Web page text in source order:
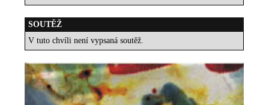
SOUTĚŽ
V tuto chvíli není vypsaná soutěž.